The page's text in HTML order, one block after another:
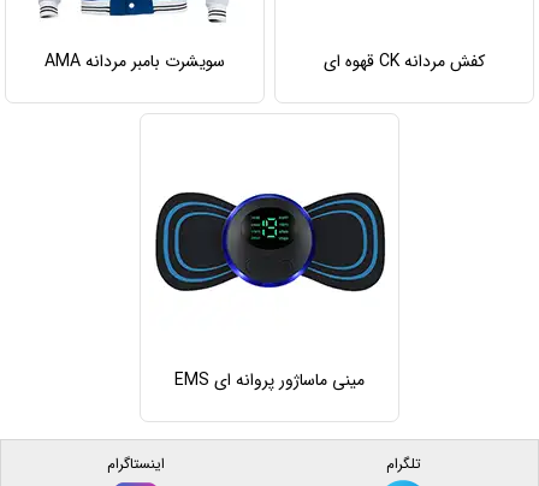
کفش مردانه CK قهوه ای سویشرت بامبر مردانه AMA
مینی ماساژور پروانه ای EMS
تلگرام اینستاگرام